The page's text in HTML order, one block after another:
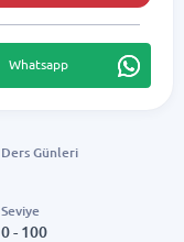
Ders Günleri
Seviye
0 - 100
Whatsapp